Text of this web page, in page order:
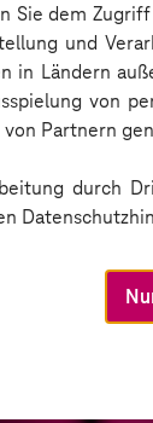
Sie dem
und
in Ländern
von
Partnern
durch
digital